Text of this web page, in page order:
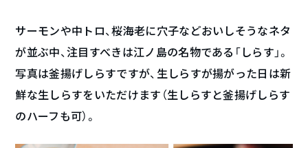
サーモンや中トロ、桜海老に穴子などおいしそうなネタ
が並ぶ中、注目すべきは江ノ島の名物である「しらす」。
写真は釜揚げしらすですが、生しらすが揚がった日は新
鮮な生しらすをいただけます（生しらすと釜揚げしらす
のハーフも可）。